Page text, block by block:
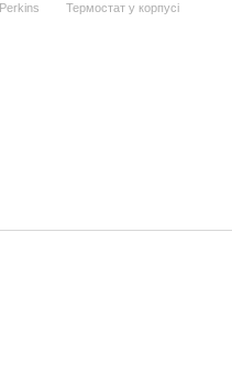
Термостат у корпусі